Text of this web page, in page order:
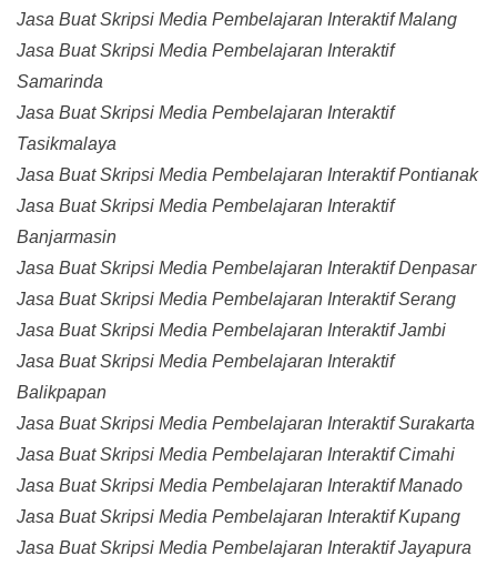
Jasa Buat Skripsi Media Pembelajaran Interaktif Malang
Jasa Buat Skripsi Media Pembelajaran Interaktif
Samarinda
Jasa Buat Skripsi Media Pembelajaran Interaktif
Tasikmalaya
Jasa Buat Skripsi Media Pembelajaran Interaktif Pontianak
Jasa Buat Skripsi Media Pembelajaran Interaktif
Banjarmasin
Jasa Buat Skripsi Media Pembelajaran Interaktif Denpasar
Jasa Buat Skripsi Media Pembelajaran Interaktif Serang
Jasa Buat Skripsi Media Pembelajaran Interaktif Jambi
Jasa Buat Skripsi Media Pembelajaran Interaktif
Balikpapan
Jasa Buat Skripsi Media Pembelajaran Interaktif Surakarta
Jasa Buat Skripsi Media Pembelajaran Interaktif Cimahi
Jasa Buat Skripsi Media Pembelajaran Interaktif Manado
Jasa Buat Skripsi Media Pembelajaran Interaktif Kupang
Jasa Buat Skripsi Media Pembelajaran Interaktif Jayapura